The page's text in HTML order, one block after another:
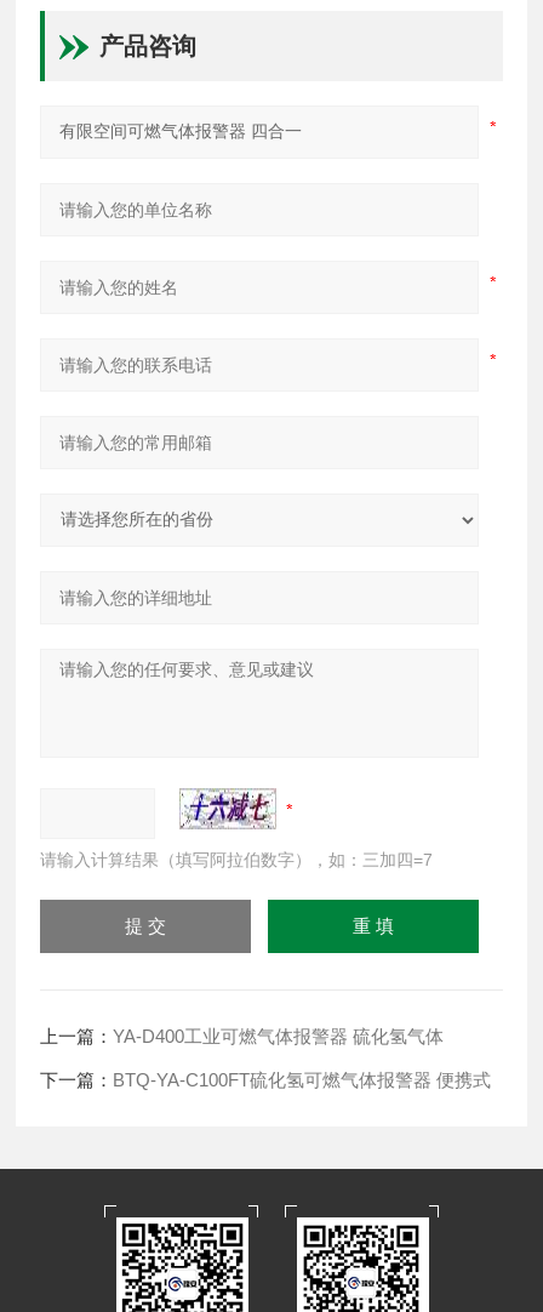
产品咨询
请输入计算结果（填写阿拉伯数字），如：三加四=7
上一篇：YA-D400工业可燃气体报警器 硫化氢气体
下一篇： BTQ-YA-C100FT硫化氢可燃气体报警器 便携式